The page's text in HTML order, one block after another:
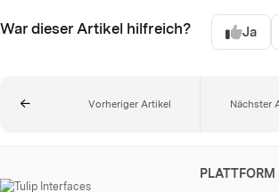
War dieser Artikel hilfreich? Ja
Vorheriger Artikel Nächster
PLATTFORM